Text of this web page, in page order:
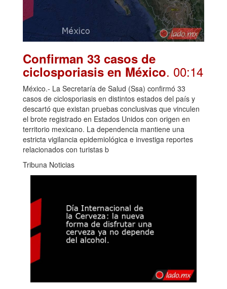
Confirman 33 casos de
ciclosporiasis en México. 00:14
México.- La Secretaría de Salud (Ssa) confirmó 33
casos de ciclosporiasis en distintos estados del país y
descartó que existan pruebas conclusivas que vinculen
el brote registrado en Estados Unidos con origen en
territorio mexicano. La dependencia mantiene una
estricta vigilancia epidemiológica e investiga reportes
relacionados con turistas b
Tribuna Noticias